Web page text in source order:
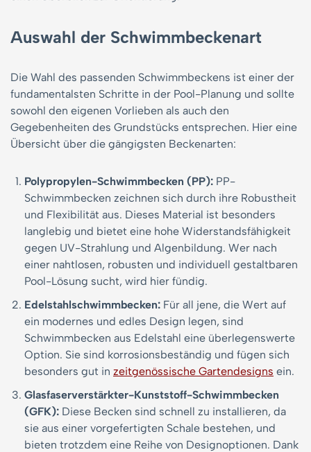
Auswahl der Schwimmbeckenart
Die Wahl des passenden Schwimmbeckens ist einer der
fundamentalsten Schritte in der Pool-Planung und sollte
sowohl den eigenen Vorlieben als auch den
Gegebenheiten des Grundstücks entsprechen. Hier eine
Übersicht über die gängigsten Beckenarten:
Polypropylen-Schwimmbecken (PP): PP-
Schwimmbecken zeichnen sich durch ihre Robustheit
und Flexibilität aus. Dieses Material ist besonders
langlebig und bietet eine hohe Widerstandsfähigkeit
gegen UV-Strahlung und Algenbildung. Wer nach
einer nahtlosen, robusten und individuell gestaltbaren
Pool-Lösung sucht, wird hier fündig.
Edelstahlschwimmbecken: Für all jene, die Wert auf
ein modernes und edles Design legen, sind
Schwimmbecken aus Edelstahl eine überlegenswerte
Option. Sie sind korrosionsbeständig und fügen sich
besonders gut in zeitgenössische Gartendesigns ein.
Glasfaserverstärkter-Kunststoff-Schwimmbecken
(GFK): Diese Becken sind schnell zu installieren, da
sie aus einer vorgefertigten Schale bestehen, und
bieten trotzdem eine Reihe von Designoptionen. Dank